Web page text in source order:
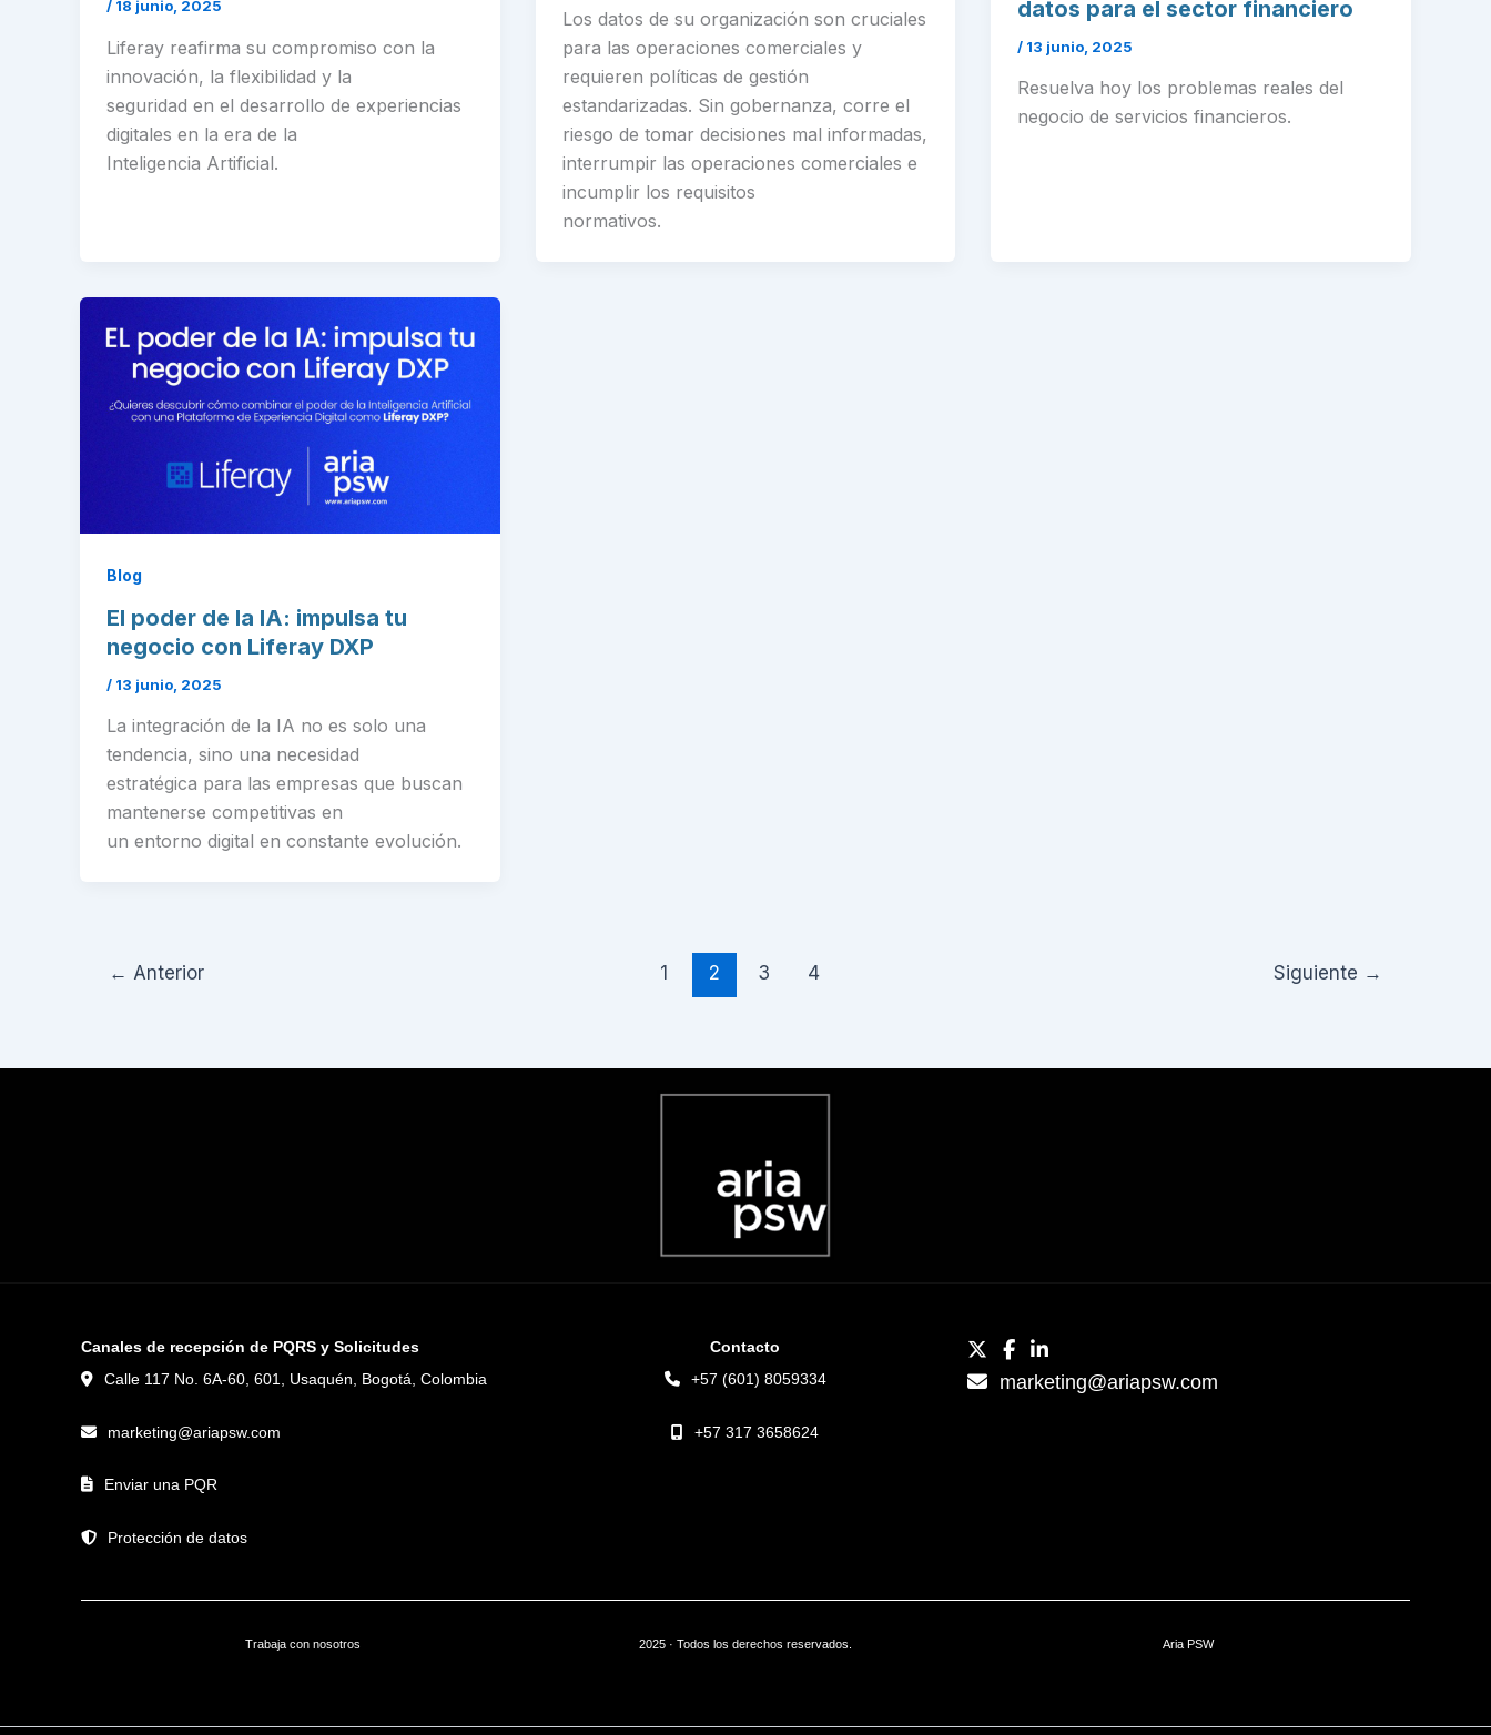
/ 18 junio, 2025
Liferay reafirma su compromiso con la
innovación, la flexibilidad y la
seguridad en el desarrollo de experiencias
digitales en la era de la
Inteligencia Artificial.
Los datos de su organización son cruciales
para las operaciones comerciales y
requieren políticas de gestión
estandarizadas. Sin gobernanza, corre el
riesgo de tomar decisiones mal informadas,
interrumpir las operaciones comerciales e
incumplir los requisitos
normativos.
datos para el sector financiero
/ 13 junio, 2025
Resuelva hoy los problemas reales del
negocio de servicios financieros.
Blog
El poder de la IA: impulsa tu
negocio con Liferay DXP
/ 13 junio, 2025
La integración de la IA no es solo una
tendencia, sino una necesidad
estratégica para las empresas que buscan
mantenerse competitivas en
un entorno digital en constante evolución.
← Anterior 1 2 3 4 Siguiente →
Canales de recepción de PQRS y Solicitudes
Calle 117 No. 6A-60, 601, Usaquén, Bogotá, Colombia
marketing@ariapsw.com
Enviar una PQR
Protección de datos
Contacto
+57 (601) 8059334
+57 317 3658624
marketing@ariapsw.com
Trabaja con nosotros 2025 · Todos los derechos reservados. Aria PSW